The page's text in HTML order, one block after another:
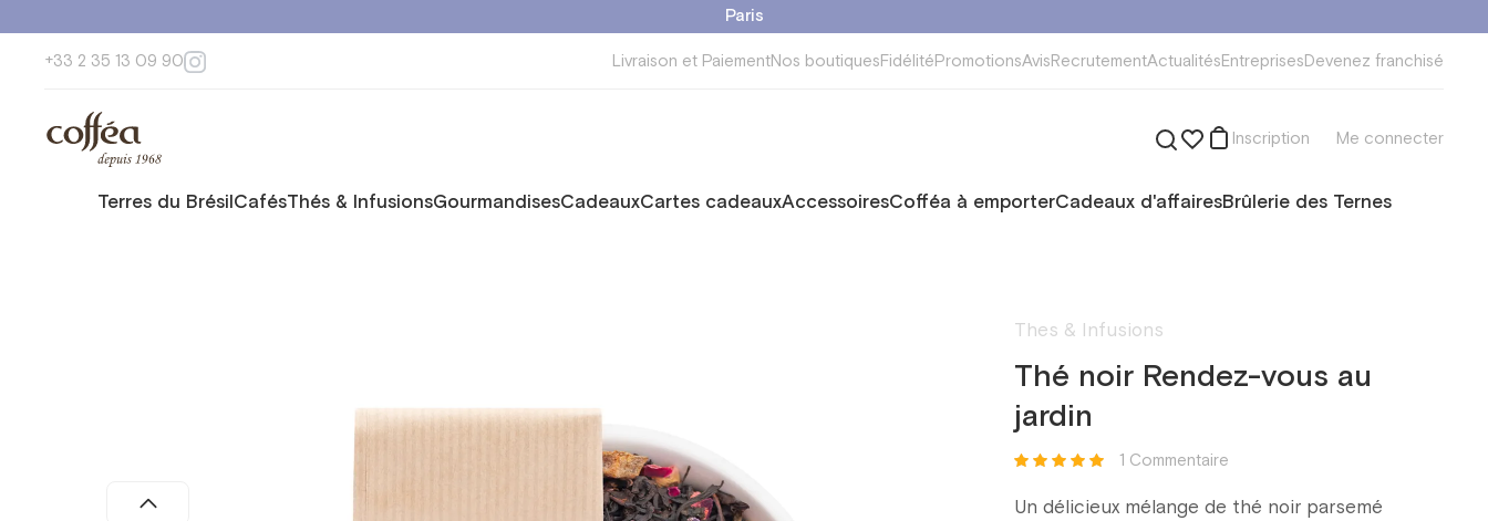
Paris
+33 2 35 13 09 90 Livraison et PaiementNos boutiquesFidélitéPromotionsAvisRecrutementActualitésEntreprisesDevenez franchisé
Inscription Me connecter
Terres du BrésilCafésThés & InfusionsGourmandisesCadeauxCartes cadeauxAccessoiresCofféa à emporterCadeaux d'affairesBrûlerie des Ternes
Thes & Infusions
Thé noir Rendez-vous au
jardin
1 Сommentaire
Un délicieux mélange de thé noir parsemé